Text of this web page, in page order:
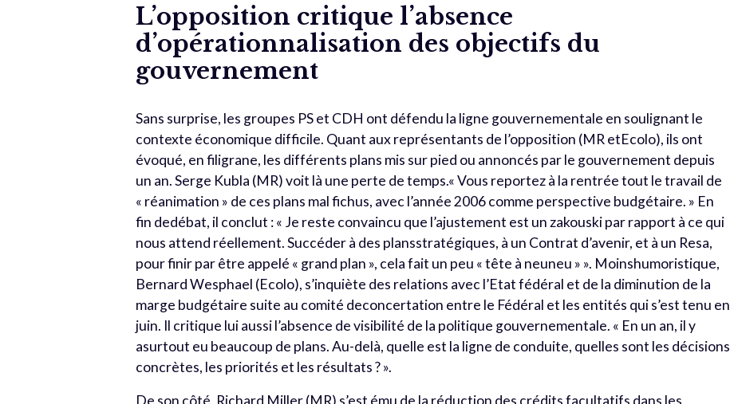
L’opposition critique l’absence
d’opérationnalisation des objectifs du
gouvernement
Sans surprise, les groupes PS et CDH ont défendu la ligne gouvernementale en soulignant le
contexte économique difficile. Quant aux représentants de l’opposition (MR etEcolo), ils ont
évoqué, en filigrane, les différents plans mis sur pied ou annoncés par le gouvernement depuis
un an. Serge Kubla (MR) voit là une perte de temps.« Vous reportez à la rentrée tout le travail de
« réanimation » de ces plans mal fichus, avec l’année 2006 comme perspective budgétaire. » En
fin dedébat, il conclut : « Je reste convaincu que l’ajustement est un zakouski par rapport à ce qui
nous attend réellement. Succéder à des plansstratégiques, à un Contrat d’avenir, et à un Resa,
pour finir par être appelé « grand plan », cela fait un peu « tête à neuneu » ». Moinshumoristique,
Bernard Wesphael (Ecolo), s’inquiète des relations avec l’Etat fédéral et de la diminution de la
marge budgétaire suite au comité deconcertation entre le Fédéral et les entités qui s’est tenu en
juin. Il critique lui aussi l’absence de visibilité de la politique gouvernementale. « En un an, il y
asurtout eu beaucoup de plans. Au-delà, quelle est la ligne de conduite, quelles sont les décisions
concrètes, les priorités et les résultats ? ».
De son côté, Richard Miller (MR) s’est ému de la réduction des crédits facultatifs dans les